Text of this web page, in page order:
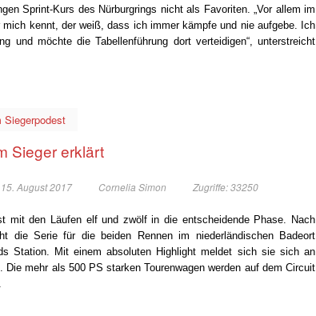
Sprint-Kurs des Nürburgrings nicht als Favoriten. „Vor allem im
kennt, der weiß, dass ich immer kämpfe und nie aufgebe. Ich
und möchte die Tabellenführung dort verteidigen“, unterstreicht
Siegerpodest
Sieger erklärt
15. August 2017 Cornelia Simon Zugriffe: 33250
mit den Läufen elf und zwölf in die entscheidende Phase. Nach
die Serie für die beiden Rennen im niederländischen Badeort
Station. Mit einem absoluten Highlight meldet sich sie sich an
mehr als 500 PS starken Tourenwagen werden auf dem Circuit